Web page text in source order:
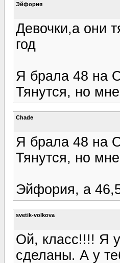
Эйфория
Девочки,а они
год
Я брала 48 на
Тянутся, но
Chade
Я брала 48 на
Тянутся, но
Эйфория, а
svetik-volkova
Ой, класс!!!! Я
сделаны. А у